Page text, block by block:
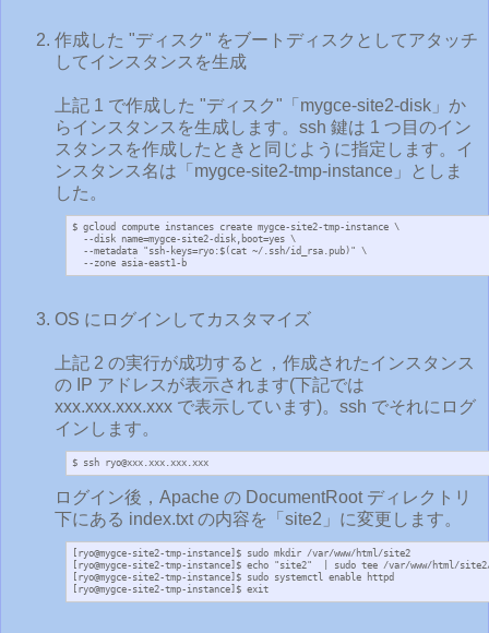
作成した "ディスク" をブートディスクとしてアタッチ
してインスタンスを生成
上記 1 で作成した "ディスク"「mygce-site2-disk」か
らインスタンスを生成します。ssh 鍵は 1 つ目のイン
スタンスを作成したときと同じように指定します。イ
ンスタンス名は「mygce-site2-tmp-instance」としま
した。
$ gcloud compute instances create mygce-site2-tmp-instance \
  --zone asia-east1-b
OS にログインしてカスタマイズ
上記 2 の実行が成功すると，作成されたインスタンス
の IP アドレスが表示されます(下記では
xxx.xxx.xxx.xxx で表示しています)。ssh でそれにログ
インします。
$ ssh ryo@xxx.xxx.xxx.xxx
ログイン後，Apache の DocumentRoot ディレクトリ
下にある index.txt の内容を「site2」に変更します。
[ryo@mygce-site2-tmp-instance]$ sudo mkdir /var/www/html/site2
[ryo@mygce-site2-tmp-instance]$ echo "site2"  | sudo tee /var/www/html/
[ryo@mygce-site2-tmp-instance]$ sudo systemctl enable httpd
[ryo@mygce-site2-tmp-instance]$ exit